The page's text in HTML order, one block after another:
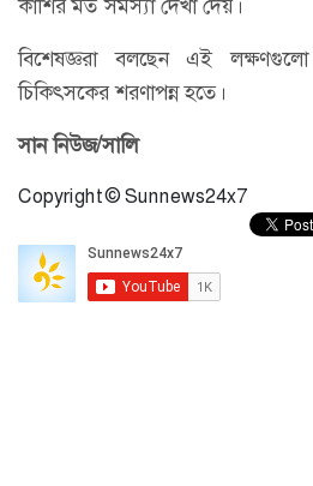
বিশেষজ্ঞরা বলছেন এই
চিকিৎসকের শরণাপন্ন হতে।
সান নিউজ/সালি
Copyright © Sunnews24x7